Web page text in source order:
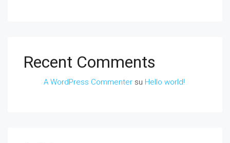
Recent Comments
A WordPress Commenter su Hello world!